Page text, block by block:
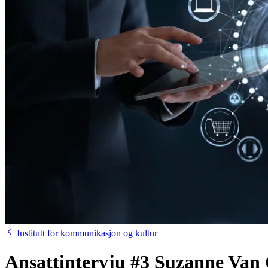
Institutt for kommunikasjon og kultur
Ansattintervju #3 Suzanne Van